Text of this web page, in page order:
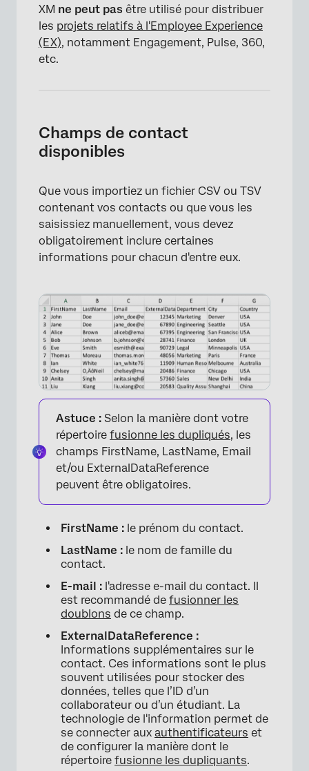
XM ne peut pas être utilisé pour distribuer
les projets relatifs à l'Employee Experience
(EX), notamment Engagement, Pulse, 360,
etc.
Champs de contact
disponibles
Que vous importiez un fichier CSV ou TSV
contenant vos contacts ou que vous les
saisissiez manuellement, vous devez
obligatoirement inclure certaines
informations pour chacun d'entre eux.
Astuce : Selon la manière dont votre
répertoire fusionne les dupliqués, les
champs FirstName, LastName, Email
et/ou ExternalDataReference
peuvent être obligatoires.
FirstName : le prénom du contact.
LastName : le nom de famille du
contact.
E-mail : l'adresse e-mail du contact. Il
est recommandé de fusionner les
doublons de ce champ.
ExternalDataReference :
Informations supplémentaires sur le
contact. Ces informations sont le plus
souvent utilisées pour stocker des
données, telles que l’ID d’un
collaborateur ou d’un étudiant. La
technologie de l'information permet de
se connecter aux authentificateurs et
de configurer la manière dont le
répertoire fusionne les dupliquants.